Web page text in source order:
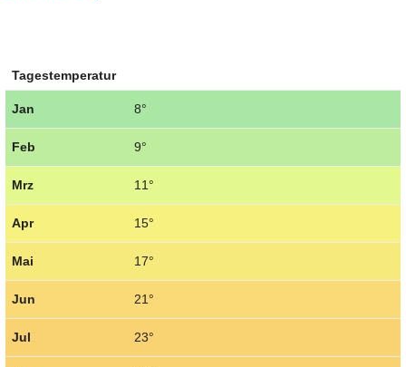
Tagestemperatur
Jan 8°
Feb 9°
Mrz 11°
Apr 15°
Mai 17°
Jun 21°
Jul 23°